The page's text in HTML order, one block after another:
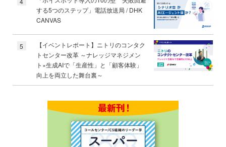
する5つのステップ」電話放送局 / DHK
CANVAS
5
【イベントレポート】ニトリのコンタク
トセンター改革 ～ナレッジマネジメン
ト×生成AIで「生産性」と「顧客体験」
向上を両立した舞台裏～